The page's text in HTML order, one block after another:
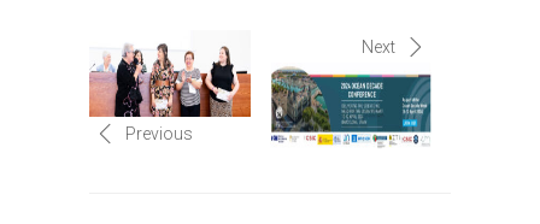
Previous
Next